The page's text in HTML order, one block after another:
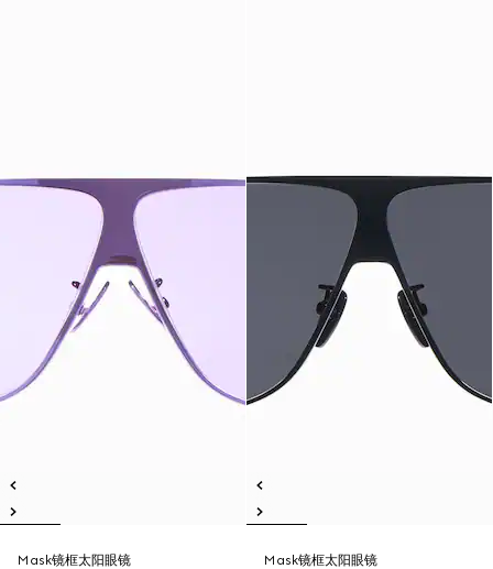
Mask镜框太阳眼镜
Mask镜框太阳眼镜